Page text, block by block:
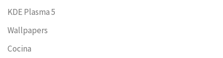
KDE Plasma 5
Wallpapers
Cocina